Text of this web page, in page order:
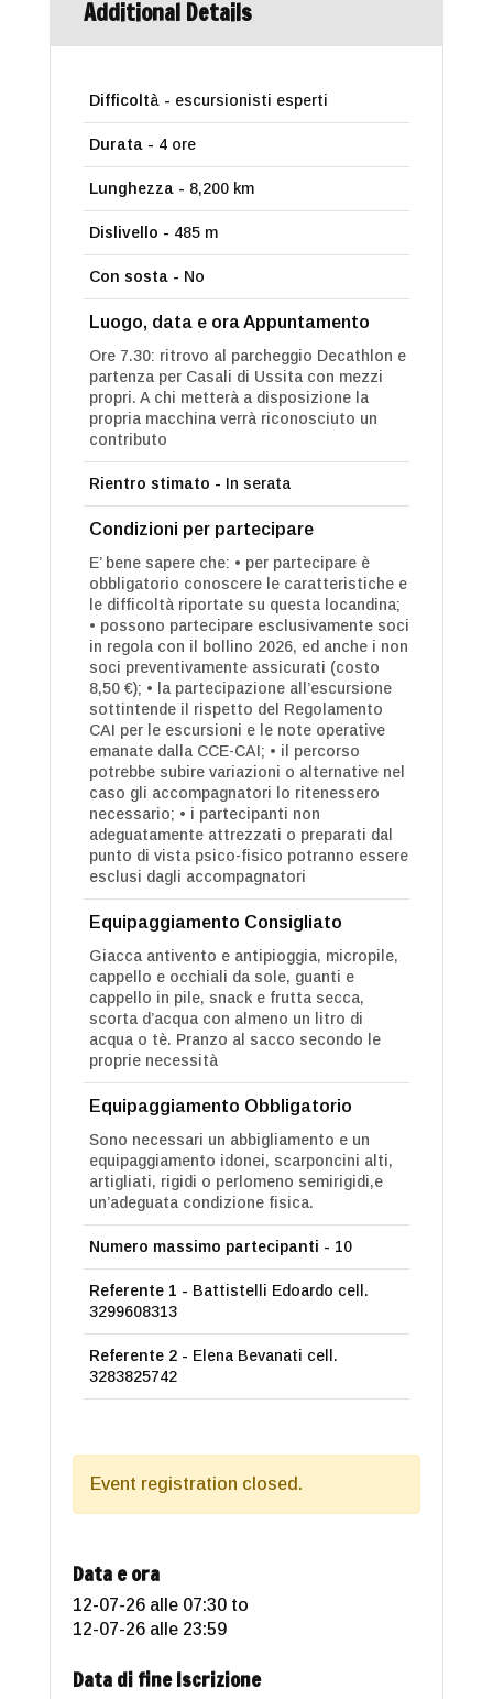
Additional Details
Difficoltà - escursionisti esperti
Durata - 4 ore
Lunghezza - 8,200 km
Dislivello - 485 m
Con sosta - No
Luogo, data e ora Appuntamento
Ore 7.30: ritrovo al parcheggio Decathlon e
partenza per Casali di Ussita con mezzi
propri. A chi metterà a disposizione la
propria macchina verrà riconosciuto un
contributo
Rientro stimato - In serata
Condizioni per partecipare
E’ bene sapere che: • per partecipare è
obbligatorio conoscere le caratteristiche e
le difficoltà riportate su questa locandina;
• possono partecipare esclusivamente soci
in regola con il bollino 2026, ed anche i non
soci preventivamente assicurati (costo
8,50 €); • la partecipazione all’escursione
sottintende il rispetto del Regolamento
CAI per le escursioni e le note operative
emanate dalla CCE-CAI; • il percorso
potrebbe subire variazioni o alternative nel
caso gli accompagnatori lo ritenessero
necessario; • i partecipanti non
adeguatamente attrezzati o preparati dal
punto di vista psico-fisico potranno essere
esclusi dagli accompagnatori
Equipaggiamento Consigliato
Giacca antivento e antipioggia, micropile,
cappello e occhiali da sole, guanti e
cappello in pile, snack e frutta secca,
scorta d’acqua con almeno un litro di
acqua o tè. Pranzo al sacco secondo le
proprie necessità
Equipaggiamento Obbligatorio
Sono necessari un abbigliamento e un
equipaggiamento idonei, scarponcini alti,
artigliati, rigidi o perlomeno semirigidi,e
un’adeguata condizione fisica.
Numero massimo partecipanti - 10
Referente 1 - Battistelli Edoardo cell.
3299608313
Referente 2 - Elena Bevanati cell.
3283825742
Event registration closed.
Data e ora
12-07-26 alle 07:30 to
12-07-26 alle 23:59
Data di fine Iscrizione